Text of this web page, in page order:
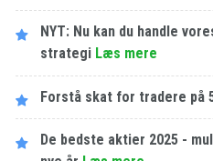
NYT: Nu kan du handle
strategi Læs mere
Forstå skat for tradere på
De bedste aktier 2025 -